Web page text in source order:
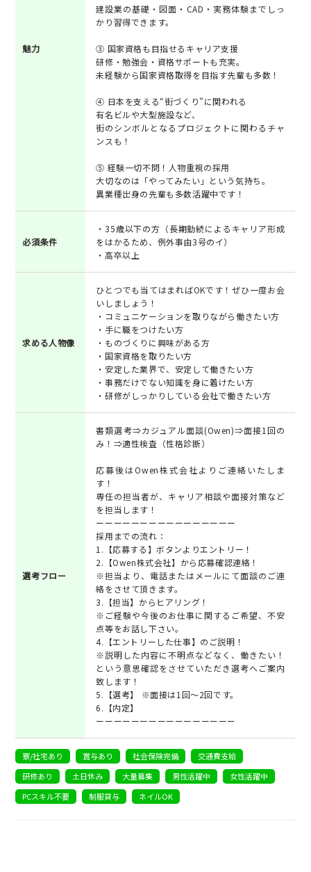
魅力
建設業の基礎・図面・CAD・実務体験までしっ
かり習得できます。
③ 国家資格も目指せるキャリア支援
研修・勉強会・資格サポートも充実。
未経験から国家資格取得を目指す先輩も多数！
④ 日本を支える“街づくり”に関われる
有名ビルや大型施設など、
街のシンボルとなるプロジェクトに関わるチャ
ンスも！
⑤ 経験一切不問！人物重視の採用
大切なのは「やってみたい」という気持ち。
異業種出身の先輩も多数活躍中です！
必須条件
・35歳以下の方（長期勤続によるキャリア形成
をはかるため、例外事由3号のイ）
・高卒以上
求める人物像
ひとつでも当てはまればOKです！ぜひ一度お会
いしましょう！
・コミュニケーションを取りながら働きたい方
・手に職をつけたい方
・ものづくりに興味がある方
・国家資格を取りたい方
・安定した業界で、安定して働きたい方
・事務だけでない知識を身に着けたい方
・研修がしっかりしている会社で働きたい方
選考フロー
書類選考⇒カジュアル面談(Owen)⇒面接1回の
み！⇒適性検査（性格診断）
応募後はOwen株式会社よりご連絡いたしま
す！
専任の担当者が、キャリア相談や面接対策など
を担当します！
ーーーーーーーーーーーーーーーー
採用までの流れ：
1.【応募する】ボタンよりエントリー！
2.【Owen株式会社】から応募確認連絡！
※担当より、電話またはメールにて面談のご連
絡をさせて頂きます。
3.【担当】からヒアリング！
※ご経験や今後のお仕事に関するご希望、不安
点等をお話し下さい。
4.【エントリーした仕事】のご説明！
※説明した内容に不明点などなく、働きたい！
という意思確認をさせていただき選考へご案内
致します！
5.【選考】 ※面接は1回～2回です。
6.【内定】
ーーーーーーーーーーーーーーーー
寮/社宅あり 賞与あり 社会保険完備
交通費支給
研修あり
土日休み 大量募集 男性活躍中
女性活躍中
PCスキル不要
制服貸与 ネイルOK